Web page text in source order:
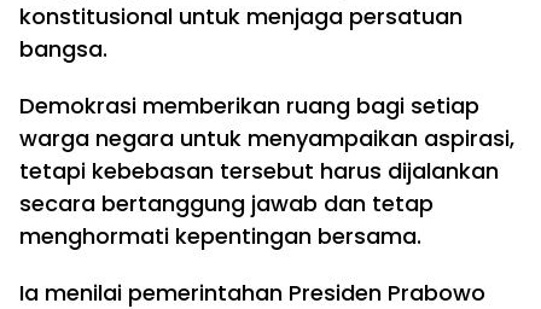
konstitusional untuk menjaga persatuan
bangsa.
Demokrasi memberikan ruang bagi setiap
warga negara untuk menyampaikan aspirasi,
tetapi kebebasan tersebut harus dijalankan
secara bertanggung jawab dan tetap
menghormati kepentingan bersama.
Ia menilai pemerintahan Presiden Prabowo